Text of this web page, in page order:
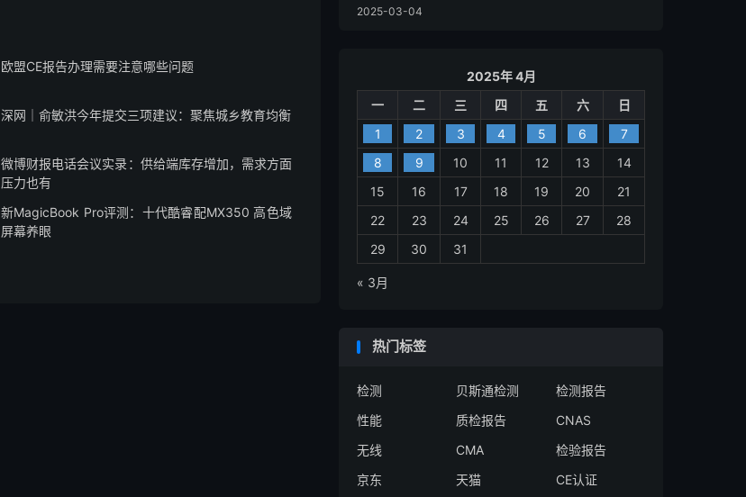
欧盟CE报告办理需要注意哪些问题
深网｜俞敏洪今年提交三项建议：聚焦城乡教育均衡
微博财报电话会议实录：供给端库存增加，需求方面
压力也有
新MagicBook Pro评测：十代酷睿配MX350 高色域
屏幕养眼
2025-03-04
2025年 4月
一
二 三 四 五 六
日
1
2 3 4 5 6
7
8
9 10 11 12 13
14
15
16 17 18 19 20
21
22
23 24 25 26 27
28
29
30 31
« 3月
热门标签
检测 贝斯通检测
检测报告
性能
质检报告
CNAS
无线
CMA
检验报告
京东
天猫
CE认证